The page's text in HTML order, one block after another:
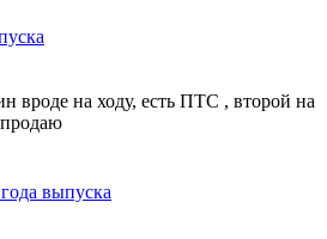
вроде на ходу, есть ПТС , второй на
продаю